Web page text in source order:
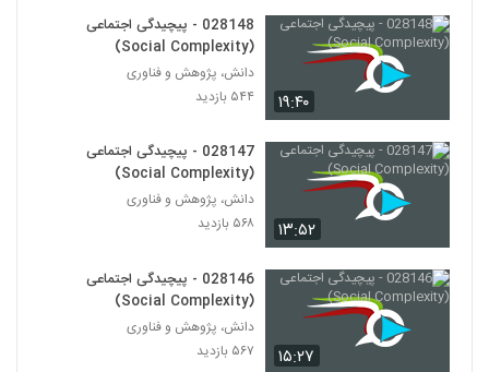
028168 - پیچیدگی سیاسی (Political
Complexity)
159
Complexity)
160
Complexity)
028171 - پیچیدگی سیاسی (Political
Complexity)
۱۹:۴۰
028148 - پیچیدگی اجتماعی
(Social Complexity)
دانش، پژوهش و فناوری
۵۴۴ بازدید
۱۳:۵۲
028147 - پیچیدگی اجتماعی
(Social Complexity)
دانش، پژوهش و فناوری
۵۶۸ بازدید
۱۵:۲۷
028146 - پیچیدگی اجتماعی
(Social Complexity)
دانش، پژوهش و فناوری
۵۶۷ بازدید